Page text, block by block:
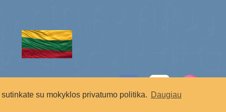
su mokyklos privatumo politika. Daugiau
Socialiniai tinklai: